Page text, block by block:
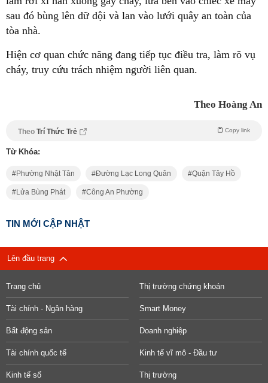
sau đó bùng lên dữ dội và lan vào lưới quây an toàn của
tòa nhà.
Hiện cơ quan chức năng đang tiếp tục điều tra, làm rõ vụ
cháy, truy cứu trách nhiệm người liên quan.
Theo Hoàng An
Theo Trí Thức Trẻ Copy link
Từ Khóa:
Phường Nhật Tân Đường Lạc Long Quân Quận Tây Hồ
Lửa Bùng Phát Công An Phường
TIN MỚI CẬP NHẬT
Lên đầu trang
Trang chủ Thị trường chứng khoán
Tài chính - Ngân hàng Smart Money
Bất động sản Doanh nghiệp
Tài chính quốc tế Kinh tế vĩ mô - Đầu tư
Kinh tế số Thị trường